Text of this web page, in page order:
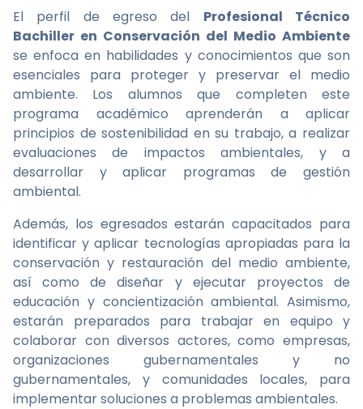
El perfil de egreso del Profesional Técnico
Bachiller en Conservación del Medio Ambiente
se enfoca en habilidades y conocimientos que son
esenciales para proteger y preservar el medio
ambiente. Los alumnos que completen este
programa académico aprenderán a aplicar
principios de sostenibilidad en su trabajo, a realizar
evaluaciones de impactos ambientales, y a
desarrollar y aplicar programas de gestión
ambiental.
Además, los egresados estarán capacitados para
identificar y aplicar tecnologías apropiadas para la
conservación y restauración del medio ambiente,
así como de diseñar y ejecutar proyectos de
educación y concientización ambiental. Asimismo,
estarán preparados para trabajar en equipo y
colaborar con diversos actores, como empresas,
organizaciones gubernamentales y no
gubernamentales, y comunidades locales, para
implementar soluciones a problemas ambientales.